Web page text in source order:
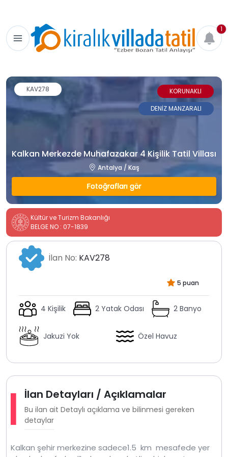
1
Kalkan Merkezde Muhafazakar 4 Kişilik Tatil Villası
Antalya / Kaş
Fotoğrafları gör
KAV278
KORUNAKLI
DENİZ MANZARALI
Kültür ve Turizm Bakanlığı
BELGE NO : 07-1839
İlan No: KAV278
5 puan
4 Kişilik 2 Yatak Odası 2 Banyo
Jakuzi Yok Özel Havuz
İlan Detayları / Açıklamalar
Bu ilan ait Detaylı açıklama ve bilinmesi gereken
detaylar
Kalkan şehir merkezine sadece1.5 km mesafede yer